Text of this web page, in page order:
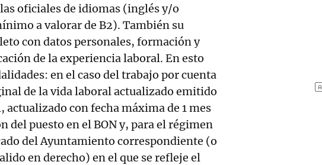
oficiales de idiomas (inglés y/o
a valorar de B2). También su
con datos personales, formación y
de la experiencia laboral. En esto
en el caso del trabajo por cuenta
de la vida laboral actualizado emitido
actualizado con fecha máxima de 1 mes
del puesto en el BON y, para el régimen
del Ayuntamiento correspondiente (o
en derecho) en el que se refleje el